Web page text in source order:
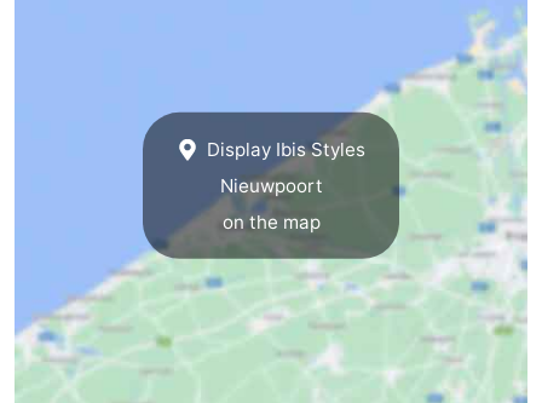
Wenduine
De
Haan
-
Bredene
-
Display Ibis Styles
Nieuwpoort
on the map